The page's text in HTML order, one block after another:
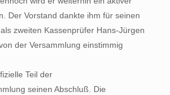
Der Vorstand dankte ihm für seinen
zweiten Kassenprüfer Hans-Jürgen
der Versammlung einstimmig
Teil der
seinen Abschluß. Die